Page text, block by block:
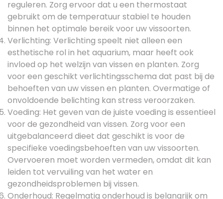
reguleren. Zorg ervoor dat u een thermostaat
gebruikt om de temperatuur stabiel te houden
binnen het optimale bereik voor uw vissoorten.
Verlichting: Verlichting speelt niet alleen een
esthetische rol in het aquarium, maar heeft ook
invloed op het welzijn van vissen en planten. Zorg
voor een geschikt verlichtingsschema dat past bij de
behoeften van uw vissen en planten. Overmatige of
onvoldoende belichting kan stress veroorzaken.
Voeding: Het geven van de juiste voeding is essentieel
voor de gezondheid van vissen. Zorg voor een
uitgebalanceerd dieet dat geschikt is voor de
specifieke voedingsbehoeften van uw vissoorten.
Overvoeren moet worden vermeden, omdat dit kan
leiden tot vervuiling van het water en
gezondheidsproblemen bij vissen.
Onderhoud: Regelmatig onderhoud is belangrijk om